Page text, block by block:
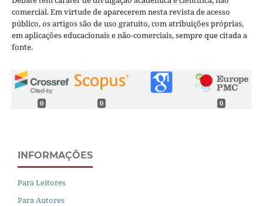
comercial. Em virtude de aparecerem nesta revista de acesso
público, os artigos são de uso gratuito, com atribuições próprias,
em aplicações educacionais e não-comerciais, sempre que citada a
fonte.
0 0 0
INFORMAÇÕES
Para Leitores
Para Autores